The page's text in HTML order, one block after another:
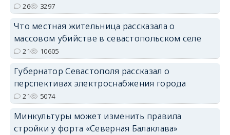
26 3297
Что местная жительница рассказала о
массовом убийстве в севастопольском селе
21 10605
Губернатор Севастополя рассказал о
перспективах электроснабжения города
21 5074
Минкультуры может изменить правила
стройки у форта «Северная Балаклава»